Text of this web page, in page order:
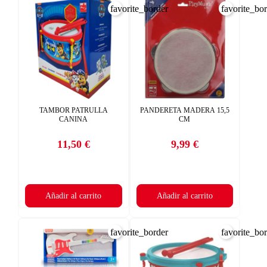
TAMBOR PATRULLA
CANINA
Precio
11,50 €
Añadir al carrito
favorite_border
PANDERETA MADERA 15,5
CM
Precio
9,99 €
Añadir al carrito
favorite_border